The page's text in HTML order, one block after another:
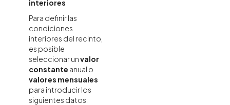
interiores
Para definir las
condiciones
interiores del recinto,
es posible
seleccionar unvalor
constante anual o
valores mensuales
para introducir los
siguientes datos: